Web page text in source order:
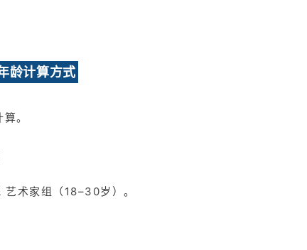
龄计算方式
。
术家组（18–30岁）。